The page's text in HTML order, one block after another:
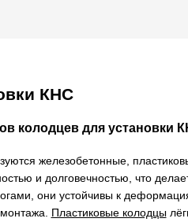
КНС
колодцев для установки
железобетонные,
и долговечностью, что
они устойчивы к
Пластиковые колодцы